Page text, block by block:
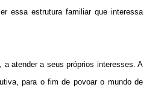
essa estrutura familiar que interessa
atender a seus próprios interesses. A
para o fim de povoar o mundo de